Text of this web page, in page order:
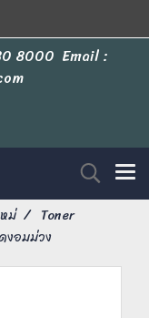
8000 Email :
ม่
Toner
งอมม่วง